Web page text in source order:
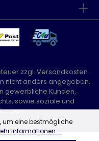
zzgl. Versandkosten
nicht anders angegeben.
gewerbliche Kunden,
sowie soziale und
um eine bestmögliche
Informationen ...